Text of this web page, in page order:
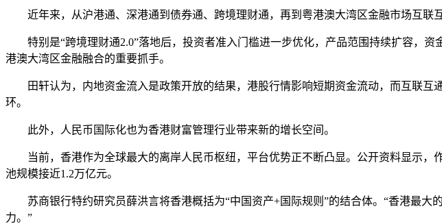
近年来，从沪港通、深港通到债券通、跨境理财通，再到粤港澳大湾区金融市场互联
特别是“跨境理财通2.0”落地后，投资者准入门槛进一步优化，产品范围持续扩容，
港澳大湾区金融融合的重要抓手。
田轩认为，内地资金流入是政策开放的结果，港股行情影响短期资金流动，而互联
环。
此外，人民币国际化也为香港财富管理行业带来新的增长空间。
当前，香港作为全球最大的离岸人民币枢纽，平台优势正不断凸显。公开资料显示
池规模接近1.2万亿元。
苏商银行特约研究员薛洪言将香港概括为“中国资产+国际规则”的结合体。“香港最
力。”